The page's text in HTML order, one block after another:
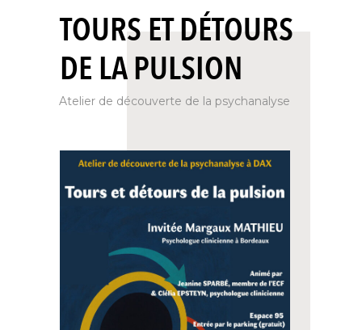
TOURS ET DÉTOURS
DE LA PULSION
Atelier de découverte de la psychanalyse